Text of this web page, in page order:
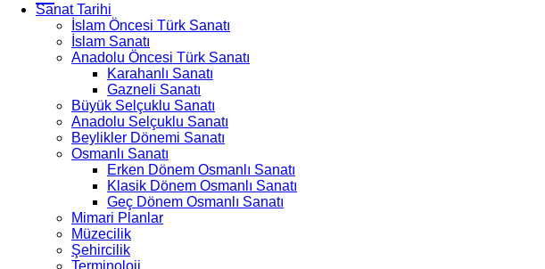
Yazarım
Sanat Tarihi
İslam Öncesi Türk Sanatı
İslam Sanatı
Anadolu Öncesi Türk Sanatı
Karahanlı Sanatı
Gazneli Sanatı
Büyük Selçuklu Sanatı
Anadolu Selçuklu Sanatı
Beylikler Dönemi Sanatı
Osmanlı Sanatı
Erken Dönem Osmanlı Sanatı
Klasik Dönem Osmanlı Sanatı
Geç Dönem Osmanlı Sanatı
Mimari Planlar
Müzecilik
Şehircilik
Terminoloji